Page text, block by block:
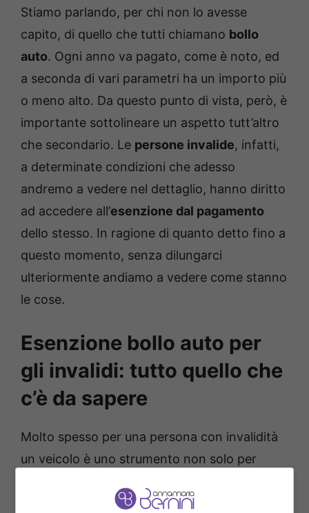
Stiamo parlando, per chi non lo avesse
capito, di quello che tutti chiamano bollo
auto. Ogni anno va pagato, come è noto, ed
a seconda di vari parametri ha un importo più
o meno alto. Da questo punto di vista, però, è
importante sottolineare un aspetto tutt’altro
che secondario. Le persone invalide, infatti,
a determinate condizioni che adesso
andremo a vedere nel dettaglio, hanno diritto
ad accedere all’esenzione dal pagamento
dello stesso. In ragione di quanto detto fino a
questo momento, senza dilungarci
ulteriormente andiamo a vedere come stanno
le cose.
Esenzione bollo auto per
gli invalidi: tutto quello che
c’è da sapere
Molto spesso per una persona con invalidità
un veicolo è uno strumento non solo per
fondamentale per la propria vita. Proprio per